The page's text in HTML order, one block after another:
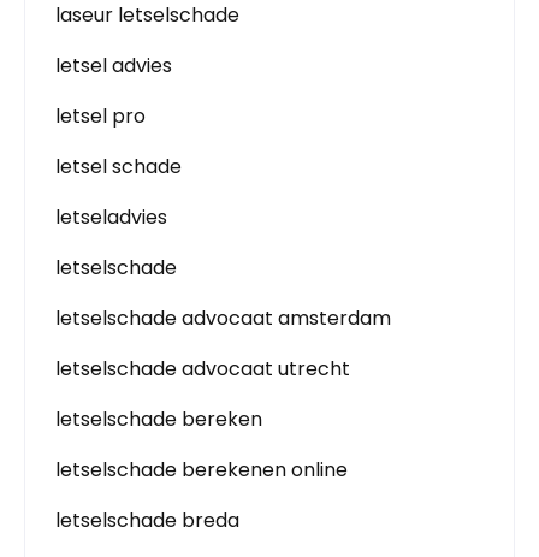
laseur letselschade
letsel advies
letsel pro
letsel schade
letseladvies
letselschade
letselschade advocaat amsterdam
letselschade advocaat utrecht
letselschade bereken
letselschade berekenen online
letselschade breda